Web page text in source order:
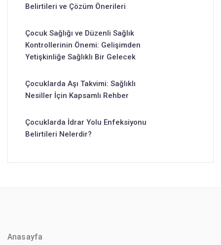
Belirtileri ve Çözüm Önerileri
Çocuk Sağlığı ve Düzenli Sağlık
Kontrollerinin Önemi: Gelişimden
Yetişkinliğe Sağlıklı Bir Gelecek
Çocuklarda Aşı Takvimi: Sağlıklı
Nesiller İçin Kapsamlı Rehber
Çocuklarda İdrar Yolu Enfeksiyonu
Belirtileri Nelerdir?
Anasayfa